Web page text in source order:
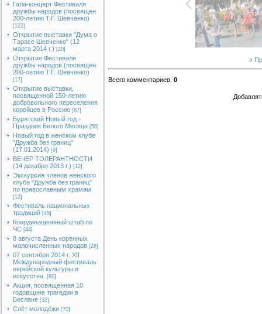
Гала-концерт Фестиваля
дружбы народов (посвящен
200-летию Т.Г. Шевченко)
[122]
Открытие выставки "Дума о
Тарасе Шевченко" (12
марта 2014 г.) [20]
Открытие Фестиваля
дружбы народов (посвящен
200-летию Т.Г. Шевченко)
[17]
Открытие выставки,
посвященной 150-летию
добровольного переселения
корейцев в Россию [87]
Бурятский Новый год -
Праздник Белого Месяца [56]
Новый год в женском клубе
"Дружба без границ"
(17.01.2014) [9]
ВЕЧЕР ТОЛЕРАНТНОСТИ
(14 декабря 2013 г.) [12]
Экскурсия членов женского
клуба "Дружба без границ"
по православным храмам
[12]
Фестиваль национальных
традиций [45]
Координационный штаб по
ЧС [44]
8 августа День коренных
малочисленных народов [28]
07 сентября 2014 г. XII
Международный фестиваль
еврейской культуры и
искусства.
[60]
Акция, посвященная 10
годовщине трагедии в
Беслане [32]
Слёт молодёжи [70]
«
Всего комментариев: 0